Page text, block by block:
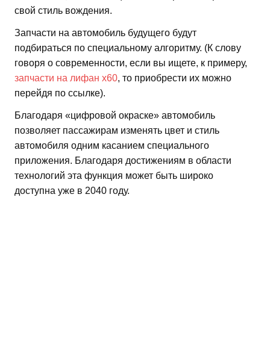
свой стиль вождения.
Запчасти на автомобиль будущего будут
подбираться по специальному алгоритму. (К слову
говоря о современности, если вы ищете, к примеру,
запчасти на лифан х60, то приобрести их можно
перейдя по ссылке).
Благодаря «цифровой окраске» автомобиль
позволяет пассажирам изменять цвет и стиль
автомобиля одним касанием специального
приложения. Благодаря достижениям в области
технологий эта функция может быть широко
доступна уже в 2040 году.